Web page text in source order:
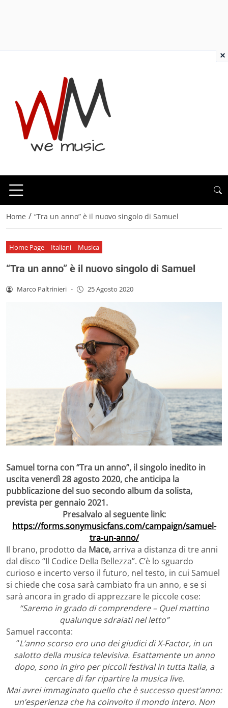
Home / “Tra un anno” è il nuovo singolo di Samuel
Home Page Italiani Musica
“Tra un anno” è il nuovo singolo di Samuel
Marco Paltrinieri - 25 Agosto 2020
Samuel torna con “Tra un anno”, il singolo inedito in
uscita venerdì 28 agosto 2020, che anticipa la
pubblicazione del suo secondo album da solista,
prevista per gennaio 2021.
Presalvalo al seguente link:
https://forms.sonymusicfans.com/campaign/samuel-
tra-un-anno/
Il brano, prodotto da Mace,arriva a distanza di tre anni
dal disco “Il Codice Della Bellezza”. C’è lo sguardo
curioso e incerto verso il futuro, nel testo, in cui Samuel
si chiede che cosa sarà cambiato fra un anno, e se si
sarà ancora in grado di apprezzare le piccole cose:
“Saremo in grado di comprendere – Quel mattino
qualunque sdraiati nel letto”
Samuel racconta:
“L’anno scorso ero uno dei giudici di X-Factor, in un
salotto della musica televisiva. Esattamente un anno
dopo, sono in giro per piccoli festival in tutta Italia, a
cercare di far ripartire la musica live.
Mai avrei immaginato quello che è successo quest’anno:
un’esperienza che ha coinvolto il mondo intero. Non
×